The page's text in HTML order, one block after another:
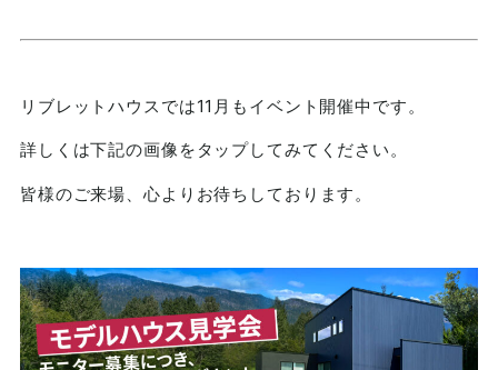
リブレットハウスでは11月もイベント開催中です。
詳しくは下記の画像をタップしてみてください。
皆様のご来場、心よりお待ちしております。